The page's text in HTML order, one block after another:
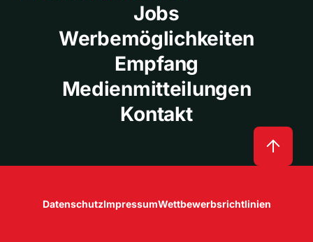
Jobs
Werbemöglichkeiten
Empfang
Medienmitteilungen
Kontakt
DatenschutzImpressumWettbewerbsrichtlinien